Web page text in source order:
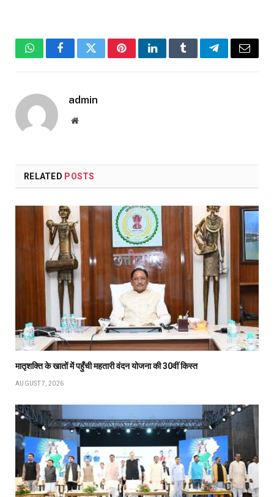
WhatsAppFacebookTwitterPinterestLinkedInTumblrTelegramEmail
admin
Website
RELATED POSTS
मातृशक्ति के खातों में पहुँची महतारी वंदन योजना की 30वीं किस्त
AUGUST 7, 2026